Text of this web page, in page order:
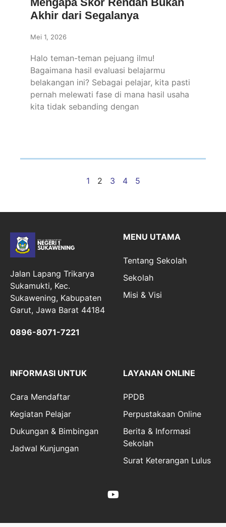
Akhir dari Segalanya
Mei 1, 2026
Halo teman-teman pejuang ilmu!
Bagaimana hasil evaluasi belajarmu
belakangan ini? Sebagai pelajar, kita pasti
pernah melewati fase di mana hasil usaha
kita tidak sebanding dengan
1 2 3 4 5
Jalan Lapang Trikarya
Sukamukti, Kec.
Sukawening, Kabupaten
Garut, Jawa Barat 44184
0896-8071-7221
MENU UTAMA
Tentang Sekolah
Sekolah
Misi & Visi
INFORMASI UNTUK
Cara Mendaftar
Kegiatan Pelajar
Dukungan & Bimbingan
Jadwal Kunjungan
LAYANAN ONLINE
PPDB
Perpustakaan Online
Berita & Informasi
Sekolah
Surat Keterangan Lulus